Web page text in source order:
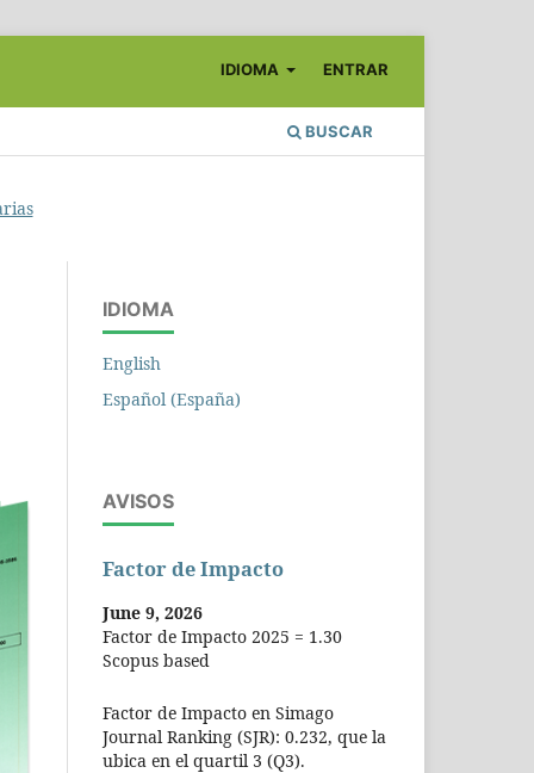
BUSCAR
IDIOMA ENTRAR
IDIOMA
English
Español (España)
AVISOS
Factor de Impacto
June 9, 2026
Factor de Impacto 2025 = 1.30
Scopus based
Factor de Impacto en Simago
Journal Ranking (SJR): 0.232, que la
ubica en el quartil 3 (Q3).